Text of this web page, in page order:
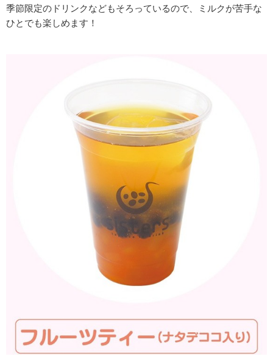
季節限定のドリンクなどもそろっているので、ミルクが苦手な
ひとでも楽しめます！